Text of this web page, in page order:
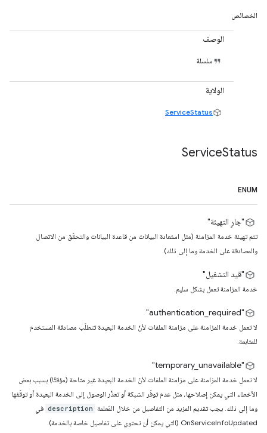
الخصائص
الوصف
سلسلة
الولاية
ServiceStatus
ServiceStatus
ENUM
"جارٍ التهيئة"
تتم تهيئة خدمة المزامنة (مثل استعادة البيانات من قاعدة البيانات والتحقّق من الاتصال
والمصادقة على الخدمة وما إلى ذلك).
"قيد التشغيل"
خدمة المزامنة تعمل بشكل سليم.
‫"authentication_required"
لا تعمل خدمة المزامنة على مزامنة الملفات لأنّ الخدمة البعيدة تتطلّب مصادقة المستخدم
للمتابعة.
‫"temporary_unavailable"
لا تعمل خدمة المزامنة على مزامنة الملفات لأنّ الخدمة البعيدة غير متاحة (مؤقتًا) بسبب بعض
الأخطاء التي يمكن إصلاحها، مثل عدم توفّر الشبكة أو تعذّر الوصول إلى الخدمة البعيدة أو توقّفها
وما إلى ذلك. يجب تقديم المزيد من التفاصيل من خلال المَعلمة description في
OnServiceInfoUpdated (التي يمكن أن تحتوي على تفاصيل خاصة بالخدمة).